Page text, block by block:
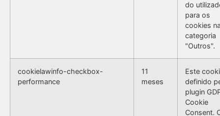
do
para os
cookies
categoria
"Outros".
cookielawinfo-checkbox-
performance
11
meses
Este
definido
plugin
Cookie
Consent.